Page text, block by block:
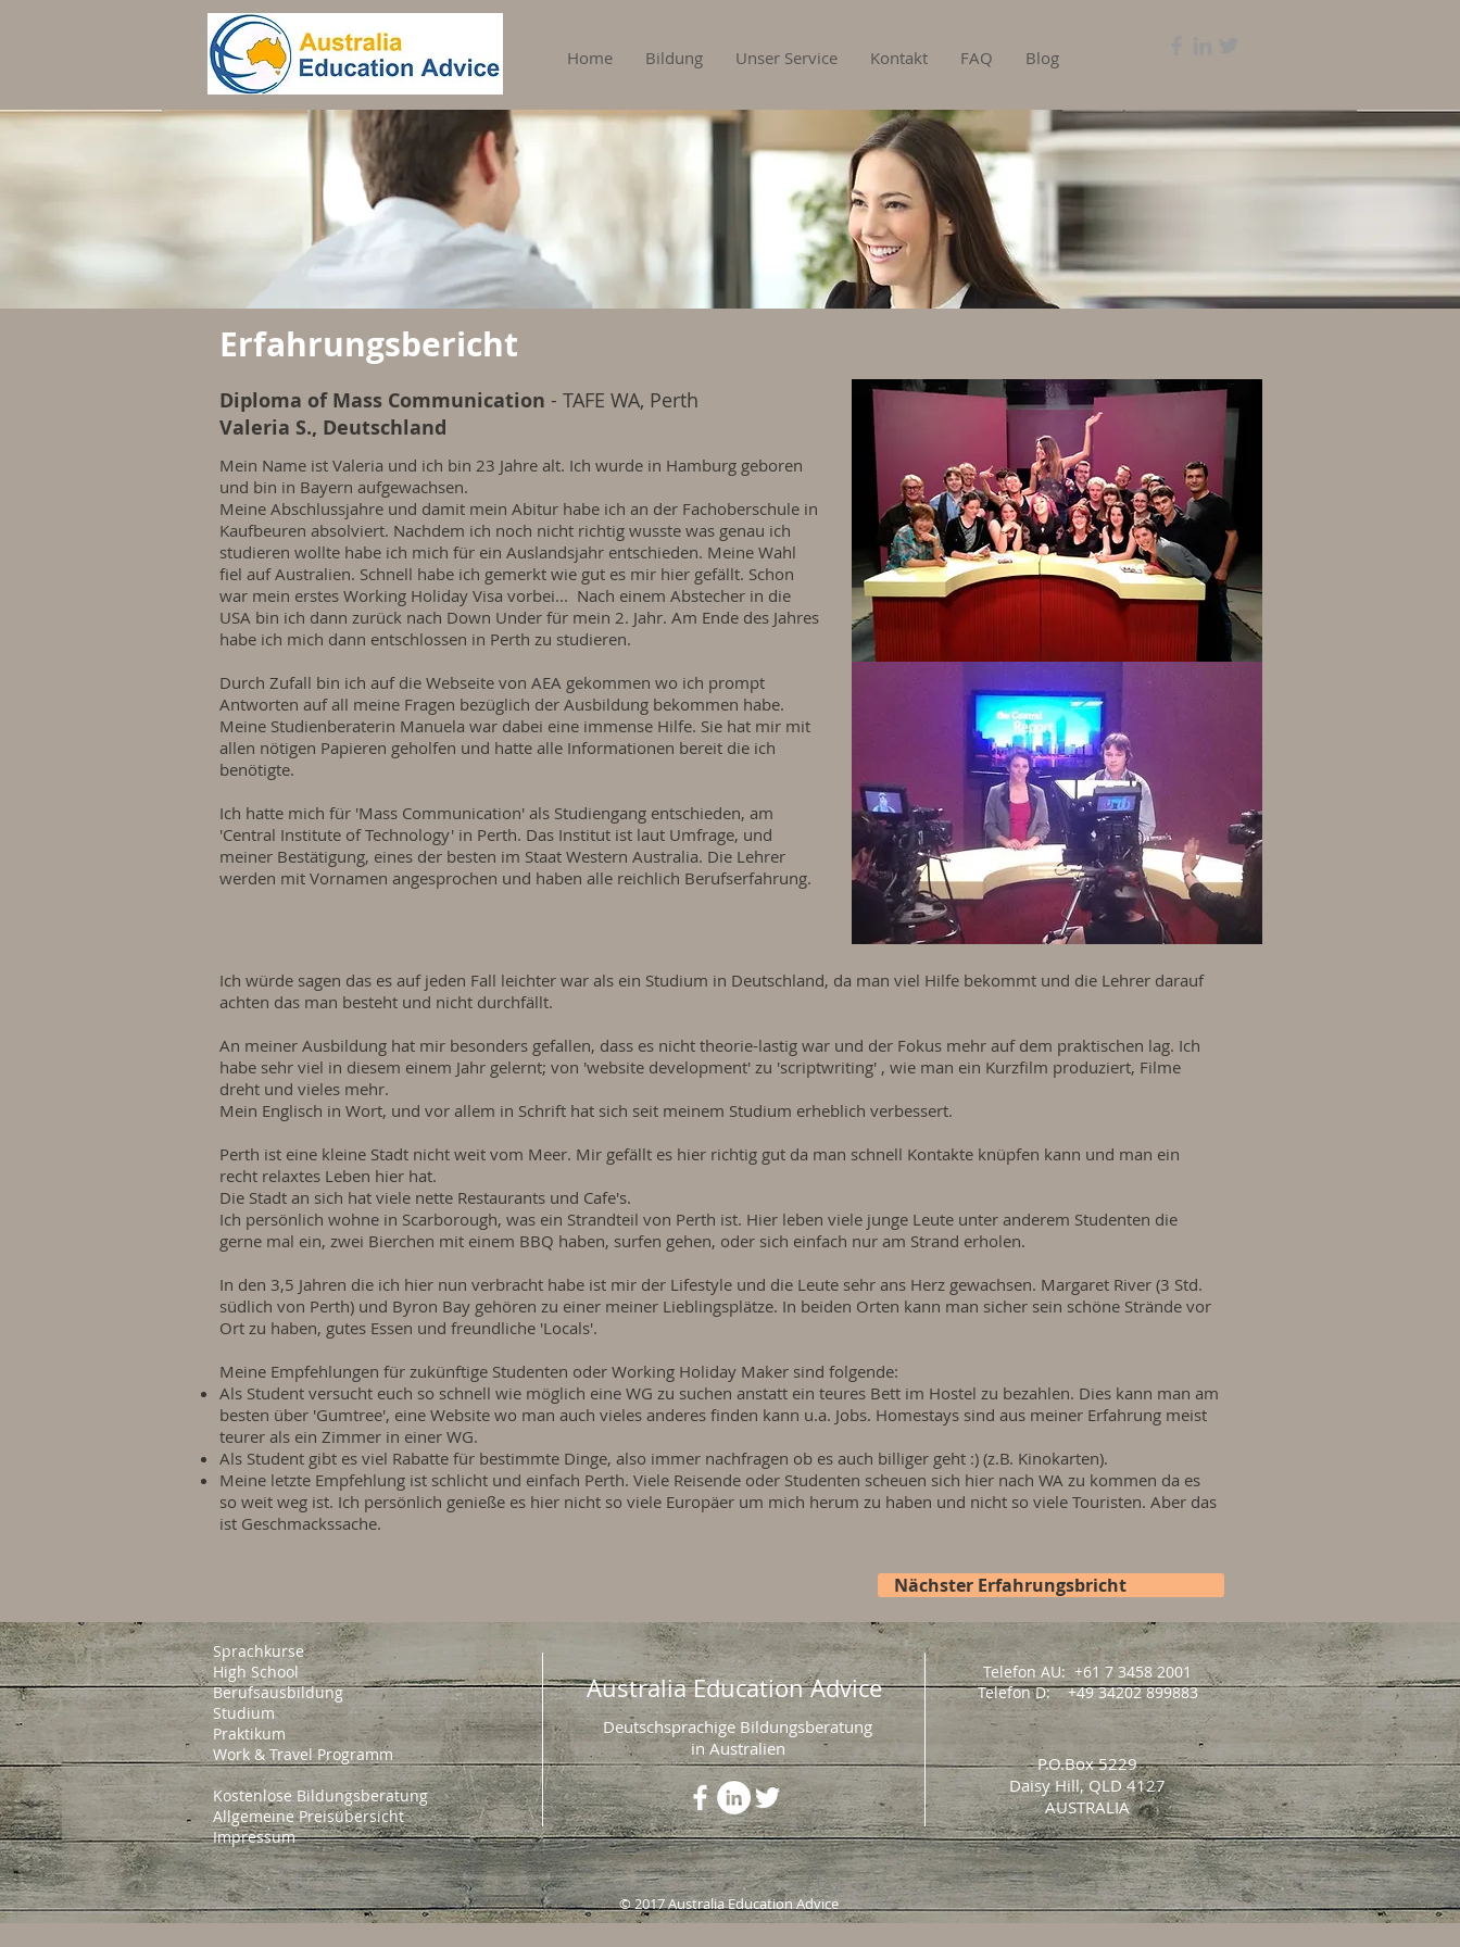
Home Bildung Unser Service Kontakt FAQ Blog
Erfahrungsbericht
Diploma of Mass Communication - TAFE WA, Perth
Valeria S., Deutschland
Mein Name ist Valeria und ich bin 23 Jahre alt. Ich wurde in Hamburg geboren
und bin in Bayern aufgewachsen.
Meine Abschlussjahre und damit mein Abitur habe ich an der Fachoberschule in
Kaufbeuren absolviert. Nachdem ich noch nicht richtig wusste was genau ich
studieren wollte habe ich mich für ein Auslandsjahr entschieden. Meine Wahl
fiel auf Australien. Schnell habe ich gemerkt wie gut es mir hier gefällt. Schon
war mein erstes Working Holiday Visa vorbei... Nach einem Abstecher in die
USA bin ich dann zurück nach Down Under für mein 2. Jahr. Am Ende des Jahres
habe ich mich dann entschlossen in Perth zu studieren.
Durch Zufall bin ich auf die Webseite von AEA gekommen wo ich prompt
Antworten auf all meine Fragen bezüglich der Ausbildung bekommen habe.
Meine Studienberaterin Manuela war dabei eine immense Hilfe. Sie hat mir mit
allen nötigen Papieren geholfen und hatte alle Informationen bereit die ich
benötigte.
Ich hatte mich für 'Mass Communication' als Studiengang entschieden, am
'Central Institute of Technology' in Perth. Das Institut ist laut Umfrage, und
meiner Bestätigung, eines der besten im Staat Western Australia. Die Lehrer
werden mit Vornamen angesprochen und haben alle reichlich Berufserfahrung.
Ich würde sagen das es auf jeden Fall leichter war als ein Studium in Deutschland, da man viel Hilfe bekommt und die Lehrer darauf
achten das man besteht und nicht durchfällt.
An meiner Ausbildung hat mir besonders gefallen, dass es nicht theorie-lastig war und der Fokus mehr auf dem praktischen lag. Ich
habe sehr viel in diesem einem Jahr gelernt; von 'website development' zu 'scriptwriting' , wie man ein Kurzfilm produziert, Filme
dreht und vieles mehr.
Mein Englisch in Wort, und vor allem in Schrift hat sich seit meinem Studium erheblich verbessert.
Perth ist eine kleine Stadt nicht weit vom Meer. Mir gefällt es hier richtig gut da man schnell Kontakte knüpfen kann und man ein
recht relaxtes Leben hier hat.
Die Stadt an sich hat viele nette Restaurants und Cafe's.
Ich persönlich wohne in Scarborough, was ein Strandteil von Perth ist. Hier leben viele junge Leute unter anderem Studenten die
gerne mal ein, zwei Bierchen mit einem BBQ haben, surfen gehen, oder sich einfach nur am Strand erholen.
In den 3,5 Jahren die ich hier nun verbracht habe ist mir der Lifestyle und die Leute sehr ans Herz gewachsen. Margaret River (3 Std.
südlich von Perth) und Byron Bay gehören zu einer meiner Lieblingsplätze. In beiden Orten kann man sicher sein schöne Strände vor
Ort zu haben, gutes Essen und freundliche 'Locals'.
Meine Empfehlungen für zukünftige Studenten oder Working Holiday Maker sind folgende:
Als Student versucht euch so schnell wie möglich eine WG zu suchen anstatt ein teures Bett im Hostel zu bezahlen. Dies kann man am
besten über 'Gumtree', eine Website wo man auch vieles anderes finden kann u.a. Jobs. Homestays sind aus meiner Erfahrung meist
teurer als ein Zimmer in einer WG.
Als Student gibt es viel Rabatte für bestimmte Dinge, also immer nachfragen ob es auch billiger geht :) (z.B. Kinokarten).
Meine letzte Empfehlung ist schlicht und einfach Perth. Viele Reisende oder Studenten scheuen sich hier nach WA zu kommen da es
so weit weg ist. Ich persönlich genieße es hier nicht so viele Europäer um mich herum zu haben und nicht so viele Touristen. Aber das
ist Geschmackssache.
Nächster Erfahrungsbricht
Sprachkurse
High School
Berufsausbildung
Studium
Praktikum
Work & Travel Programm
Kostenlose Bildungsberatung
Allgemeine Preisübersicht
Impressum
Telefon AU: +61 7 3458 2001
Telefon D: +49 34202 899883
Deutschsprachige Bildungsberatung
in Australien
P.O.Box 5229
Daisy Hill, QLD 4127
AUSTRALIA
© 2017 Australia Education Advice
Australia Education Advice